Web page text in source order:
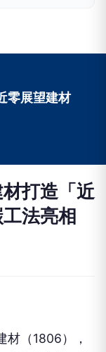
idshowfans ‣
‣ 立即搜尋
零展望建材
打造「近
法亮相
材（1806），